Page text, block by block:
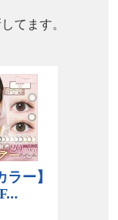
てます。